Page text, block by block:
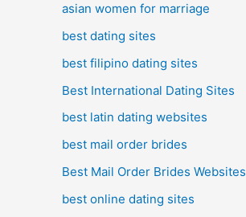
asian women for marriage
best dating sites
best filipino dating sites
Best International Dating Sites
best latin dating websites
best mail order brides
Best Mail Order Brides Websites
best online dating sites